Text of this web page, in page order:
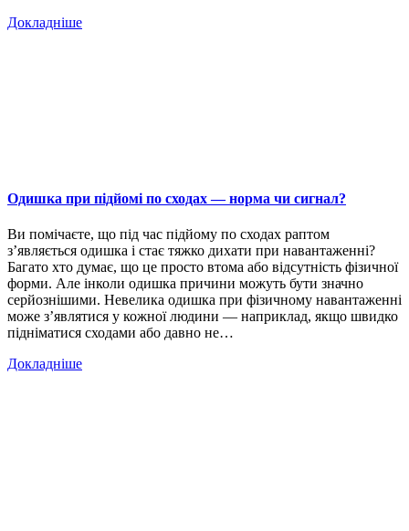
Докладніше
Одишка при підйомі по сходах — норма чи сигнал?
Ви помічаєте, що під час підйому по сходах раптом
з’являється одишка і стає тяжко дихати при навантаженні?
Багато хто думає, що це просто втома або відсутність фізичної
форми. Але інколи одишка причини можуть бути значно
серйознішими. Невелика одишка при фізичному навантаженні
може з’являтися у кожної людини — наприклад, якщо швидко
підніматися сходами або давно не…
Докладніше